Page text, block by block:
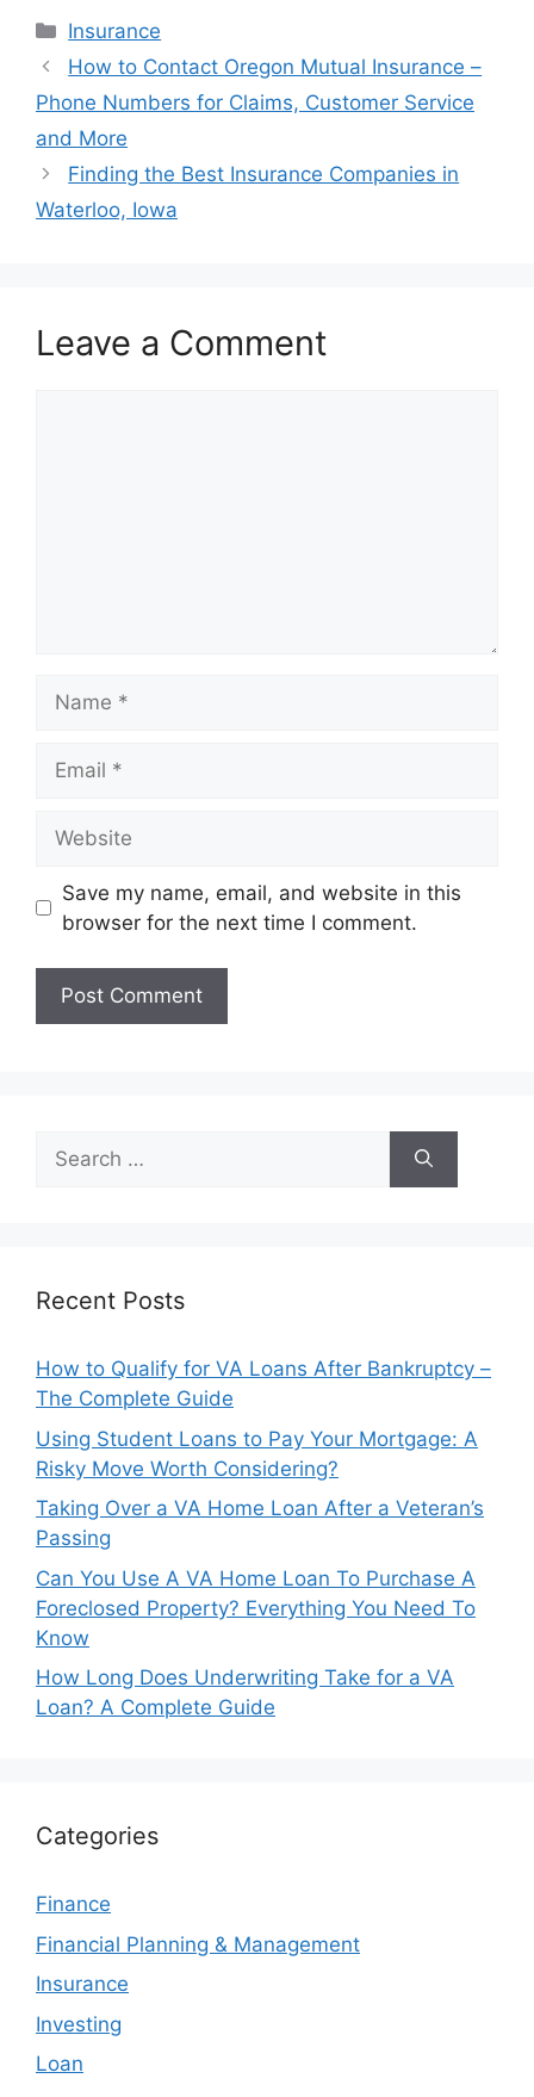
Categories
Insurance
Post
navigation
How to Contact Oregon Mutual Insurance –
Phone Numbers for Claims, Customer Service
and More
Finding the Best Insurance Companies in
Waterloo, Iowa
Leave a Comment
Save my name, email, and website in this
browser for the next time I comment.
Search
for:
Recent Posts
How to Qualify for VA Loans After Bankruptcy –
The Complete Guide
Using Student Loans to Pay Your Mortgage: A
Risky Move Worth Considering?
Taking Over a VA Home Loan After a Veteran’s
Passing
Can You Use A VA Home Loan To Purchase A
Foreclosed Property? Everything You Need To
Know
How Long Does Underwriting Take for a VA
Loan? A Complete Guide
Categories
Finance
Financial Planning & Management
Insurance
Investing
Loan